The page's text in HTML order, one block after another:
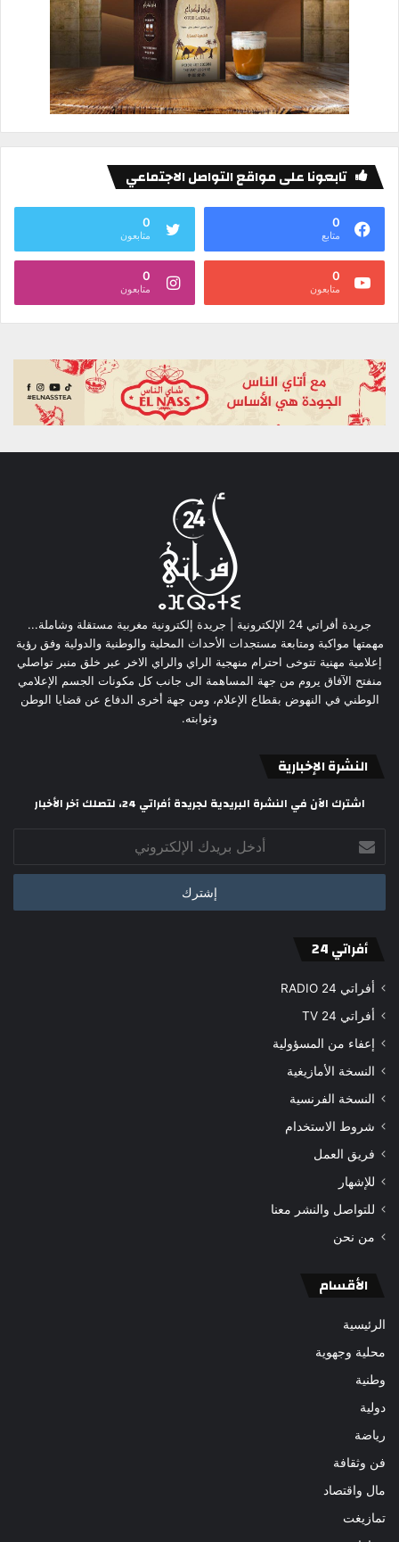
تابعونا على مواقع التواصل الاجتماعي
0
متابع
0
متابعون
0
متابعون
0
متابعون
جريدة أفراتي 24 الإلكترونية | جريدة إلكترونية مغربية مستقلة وشاملة...
مهمتها مواكبة ومتابعة مستجدات الأحداث المحلية والوطنية والدولية وفق رؤية
إعلامية مهنية تتوخى احترام منهجية الراي والراي الاخر عبر خلق منبر تواصلي
منفتح الآفاق يروم من جهة المساهمة الى جانب كل مكونات الجسم الإعلامي
الوطني في النهوض بقطاع الإعلام، ومن جهة أخرى الدفاع عن قضايا الوطن
وثوابته.
النشرة الإخبارية
اشترك الآن في النشرة البريدية لجريدة أفراتي 24، لتصلك آخر الأخبار
بريدك
الإلكتروني
أفراتي 24
أفراتي 24 RADIO
أفراتي 24 TV
إعفاء من المسؤولية
النسخة الأمازيغية
النسخة الفرنسية
شروط الاستخدام
فريق العمل
للإشهار
للتواصل والنشر معنا
من نحن
الأقسام
الرئيسية
محلية وجهوية
وطنية
دولية
رياضة
فن وثقافة
مال واقتصاد
تمازيغت